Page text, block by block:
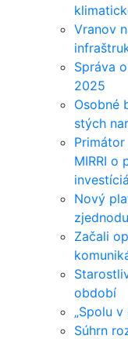
Vranov
Správa
2025
Osobné
stých
MIRRI o
Nový
Začali
období
„Spolu
Súhrn